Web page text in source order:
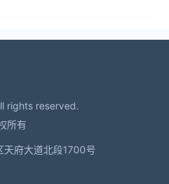
rights reserved.
所有
天府大道北段1700号